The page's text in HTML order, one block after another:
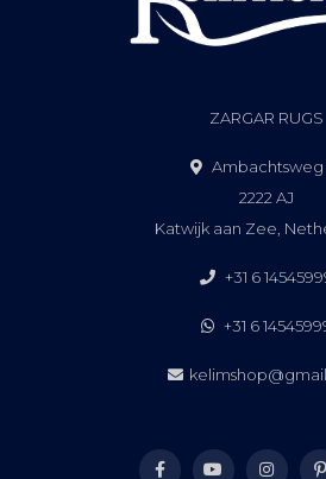
ZARGAR RUGS
Ambachtsweg
2222 AJ
Katwijk aan Zee,
+31 6
+31 6